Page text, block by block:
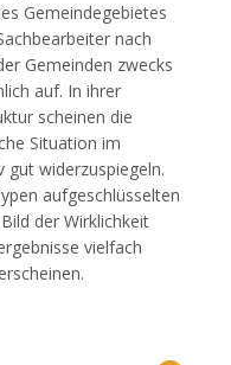
Gemeindegebietes
nach
Gemeinden zwecks
auf. In ihrer
scheinen die
Situation im
gut widerzuspiegeln.
aufgeschlüsselten
der Wirklichkeit
vielfach